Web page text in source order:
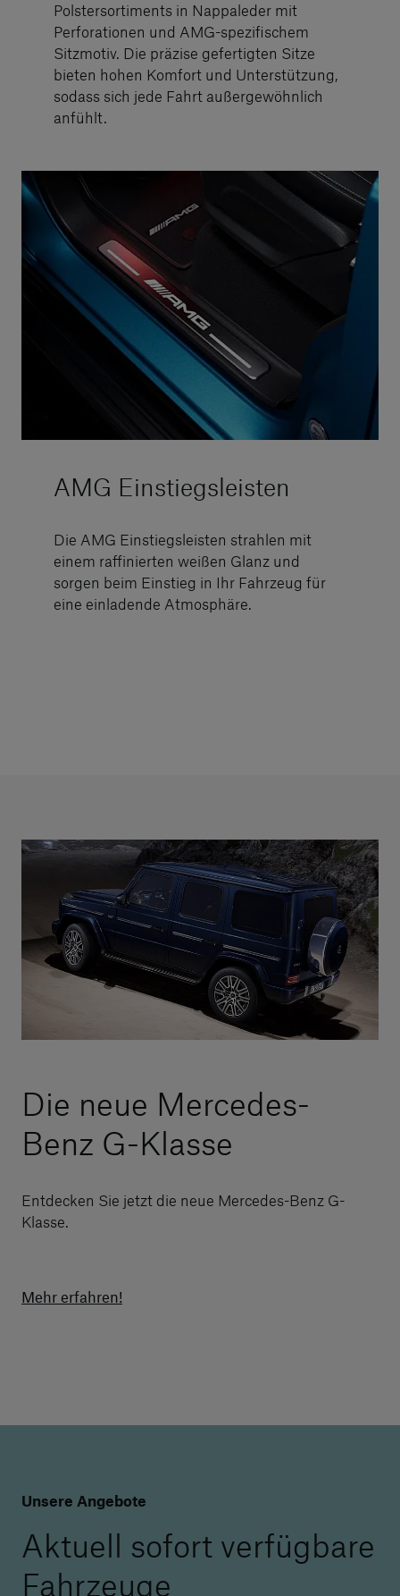
Polstersortiments in Nappaleder mit
Perforationen und AMG-spezifischem
Sitzmotiv. Die präzise gefertigten Sitze
bieten hohen Komfort und Unterstützung,
sodass sich jede Fahrt außergewöhnlich
anfühlt.
AMG Einstiegsleisten
Die AMG Einstiegsleisten strahlen mit
einem raffinierten weißen Glanz und
sorgen beim Einstieg in Ihr Fahrzeug für
eine einladende Atmosphäre.
Die neue Mercedes-
Benz G-Klasse
Entdecken Sie jetzt die neue Mercedes-Benz G-
Klasse.
Mehr erfahren!
Unsere Angebote
Aktuell sofort verfügbare
Fahrzeuge